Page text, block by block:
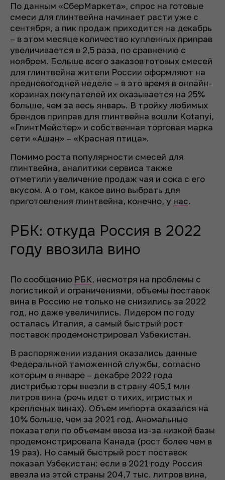
По данным «СберМаркета», спрос на готовые
смеси для глинтвейна начинает расти уже с
сентября, а пик продаж приходится на декабрь
– в этом месяце количество купленных приправ
увеличивается в 2,5 раза, по сравнению с
ноябрем. Больше всего заказов готовых смесей
для глинтвейна жители России оформляют на
предновогодней неделе – в это время в онлайн-
корзинах покупателей их оказывается на 25%
больше, чем за весь январь. В тройку любимых
брендов приправ для глинтвейна вошли Kotanyi,
«ГлинтМейстер» и собственная торговая марка
сети «Ашан» – «Красная птица».
Помимо роста популярности смесей для
глинтвейна, аналитики сервиса также
отметили увеличение продаж чая и сока с его
вкусом. А о том, какое вино выбрать для
приготовления глинтвейна, конечно, у нас.
РБК: откуда Россия в 2022
году ввозила вино
По сообщению РБК, несмотря на проблемы с
логистикой и ограничениями, объемы поставок
вина в Россию не только не снизились за 2022
год, но даже увеличились. Лидером по году
осталась Италия, а самый быстрый рост
поставок продемонстрировал Узбекистан.
В распоряжении издания оказались данные
Федеральной таможенной службы, согласно
которым в январе – декабре 2022 года
дистрибьюторы ввезли в страну 405,1 млн
литров вина (речь идет о тихих, игристых и
крепленых винах). Объем импорта оказался на
10% больше, чем за 2021 год. Аномальные
показатели по объемам ввоза из-за низкой базы
продемонстрировала Канада (рост более чем в
19 раз). Но самый быстрый рост поставок
показал Узбекистан: если в 2021 году Россия
ввезла из этой страны 204,7 тыс. литров вина,